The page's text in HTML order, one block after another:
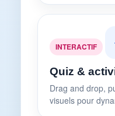
INTERACTIF
Quiz &
Drag and drop,
visuels pour